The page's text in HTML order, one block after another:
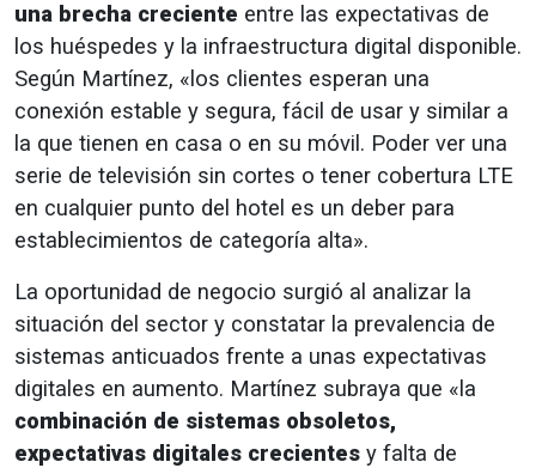
una brecha creciente entre las expectativas de
los huéspedes y la infraestructura digital disponible.
Según Martínez, «los clientes esperan una
conexión estable y segura, fácil de usar y similar a
la que tienen en casa o en su móvil. Poder ver una
serie de televisión sin cortes o tener cobertura LTE
en cualquier punto del hotel es un deber para
establecimientos de categoría alta».
La oportunidad de negocio surgió al analizar la
situación del sector y constatar la prevalencia de
sistemas anticuados frente a unas expectativas
digitales en aumento. Martínez subraya que «la
combinación de sistemas obsoletos,
expectativas digitales crecientes y falta de